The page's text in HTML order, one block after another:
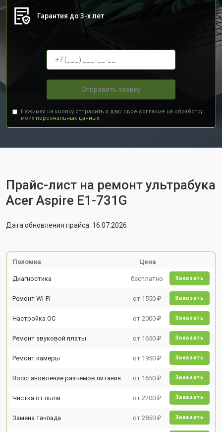
Гарантия до 3-х лет
Отправить заявку
Нажимая на кнопку отправить я даю свое согласие на обработку
моих персональных данных.
Прайс-лист на ремонт ультрабука
Acer Aspire E1-731G
Дата обновления прайса: 16.07.2026
Поломка Цена
Диагностика бесплатно Заказать
Ремонт Wi-Fi от 1550 ₽ Заказать
Настройка ОС от 2000 ₽ Заказать
Ремонт звуковой платы от 1650 ₽ Заказать
Ремонт камеры от 1950 ₽ Заказать
Восстановление разъемов питания от 1650 ₽ Заказать
Чистка от пыли от 2200 ₽ Заказать
Замена тачпада от 2850 ₽ Заказать